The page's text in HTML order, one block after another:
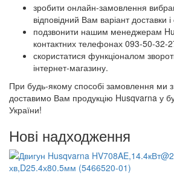
зробити онлайн-замовлення
відповідний Вам варіант доставки
подзвонити нашим менеджерам
контактних телефонах 093-50-32-
скористатися функціоналом
інтернет-магазину.
При будь-якому способі замовлення ми
доставимо Вам продукцію Husqvarna у
України!
Нові надходження